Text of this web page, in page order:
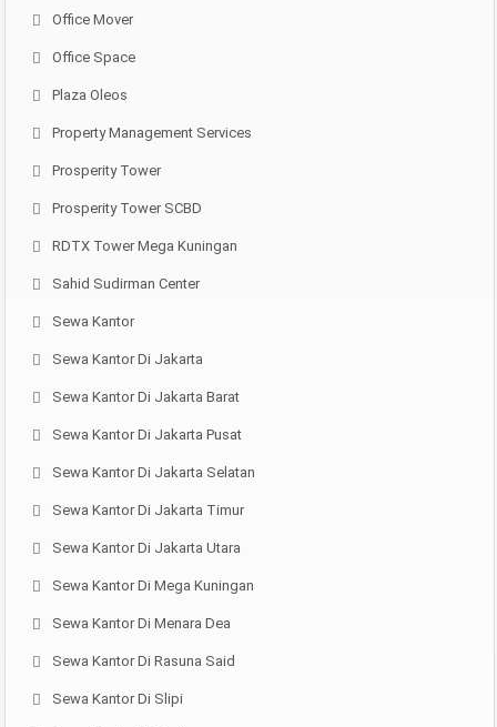
Office Mover
Office Space
Plaza Oleos
Property Management Services
Prosperity Tower
Prosperity Tower SCBD
RDTX Tower Mega Kuningan
Sahid Sudirman Center
Sewa Kantor
Sewa Kantor Di Jakarta
Sewa Kantor Di Jakarta Barat
Sewa Kantor Di Jakarta Pusat
Sewa Kantor Di Jakarta Selatan
Sewa Kantor Di Jakarta Timur
Sewa Kantor Di Jakarta Utara
Sewa Kantor Di Mega Kuningan
Sewa Kantor Di Menara Dea
Sewa Kantor Di Rasuna Said
Sewa Kantor Di Slipi